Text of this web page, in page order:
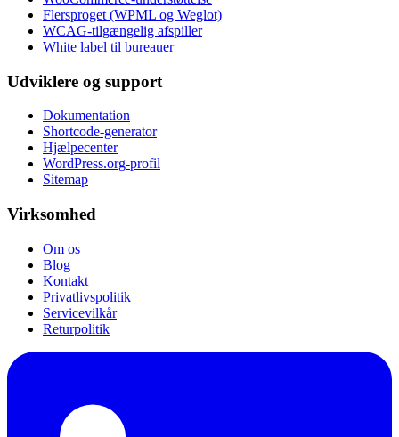
Flersproget (WPML og Weglot)
WCAG-tilgængelig afspiller
White label til bureauer
Udviklere og support
Dokumentation
Shortcode-generator
Hjælpecenter
WordPress.org-profil
Sitemap
Virksomhed
Om os
Blog
Kontakt
Privatlivspolitik
Servicevilkår
Returpolitik